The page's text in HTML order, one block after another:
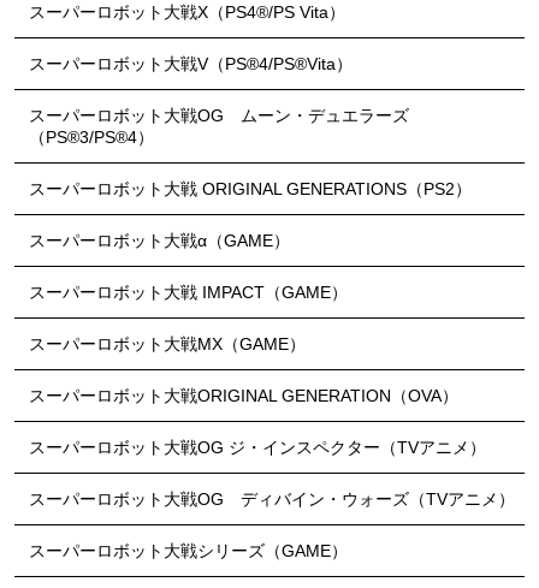
スーパーロボット大戦X（PS4®/PS Vita）
スーパーロボット大戦V（PS®4/PS®Vita）
スーパーロボット大戦OG ムーン・デュエラーズ
（PS®3/PS®4）
スーパーロボット大戦 ORIGINAL GENERATIONS（PS2）
スーパーロボット大戦α（GAME）
スーパーロボット大戦 IMPACT（GAME）
スーパーロボット大戦MX（GAME）
スーパーロボット大戦ORIGINAL GENERATION（OVA）
スーパーロボット大戦OG ジ・インスペクター（TVアニメ）
スーパーロボット大戦OG ディバイン・ウォーズ（TVアニメ）
スーパーロボット大戦シリーズ（GAME）